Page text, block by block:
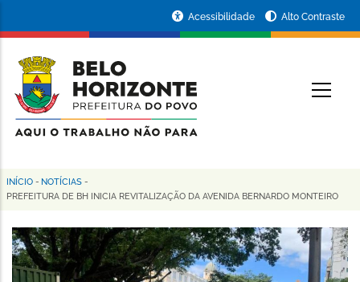
conteúdo
principal
da
Prefeitura
de
Horizonte
Acessibilidade Alto Contraste
Trilha
navegação
INÍCIO - NOTÍCIAS -
PREFEITURA DE BH INICIA REVITALIZAÇÃO DA AVENIDA BERNARDO MONTEIRO